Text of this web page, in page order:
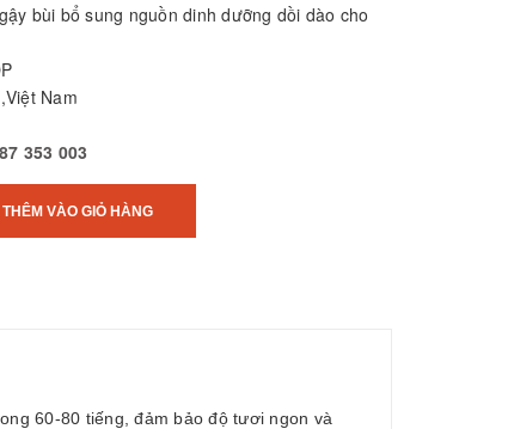
bùi bổ sung nguồn dinh dưỡng dồi dào cho
Nam
353 003
THÊM VÀO GIỎ HÀNG
60-80 tiếng, đảm bảo độ tươi ngon và